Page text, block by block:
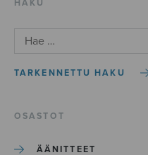
HAKU
TARKENNETTU HAKU
OSASTOT
ÄÄNITTEET